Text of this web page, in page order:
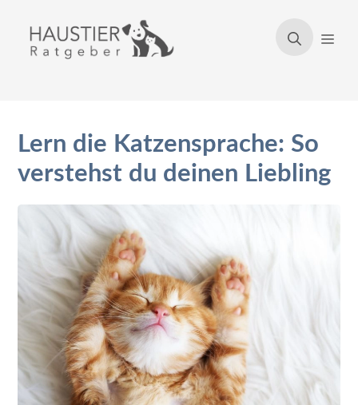
Inhalt
springen
Lern die Katzensprache: So
verstehst du deinen Liebling